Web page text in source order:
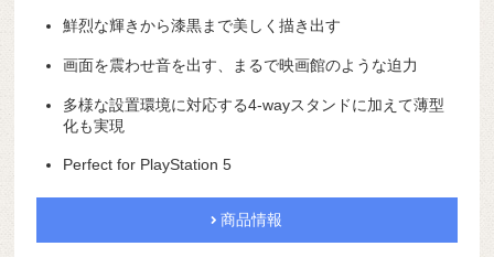
鮮烈な輝きから漆黒まで美しく描き出す
画面を震わせ音を出す、まるで映画館のような迫力
多様な設置環境に対応する4-wayスタンドに加えて薄型
化も実現
Perfect for PlayStation 5
商品情報